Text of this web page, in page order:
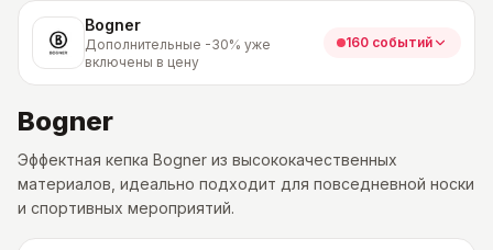
Bogner
Дополнительные -30% уже
включены в цену
160 событий
Bogner
Эффектная кепка Bogner из высококачественных
материалов, идеально подходит для повседневной носки
и спортивных мероприятий.